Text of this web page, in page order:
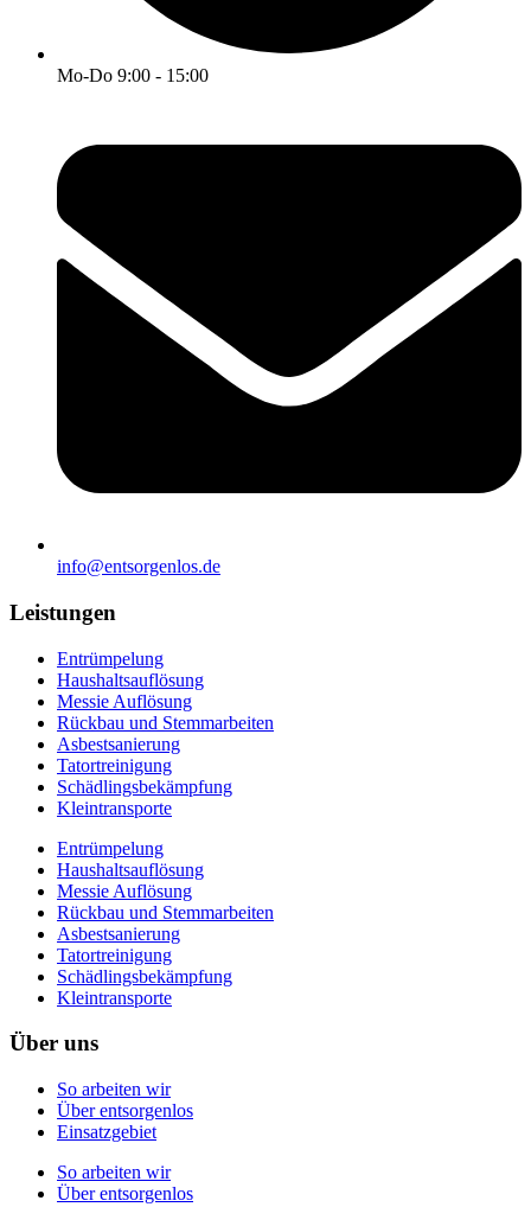
Mo-Do 9:00 - 15:00
info@entsorgenlos.de
Leistungen
Entrümpelung
Haushaltsauflösung
Messie Auflösung
Rückbau und Stemmarbeiten
Asbestsanierung
Tatortreinigung
Schädlingsbekämpfung
Kleintransporte
Entrümpelung
Haushaltsauflösung
Messie Auflösung
Rückbau und Stemmarbeiten
Asbestsanierung
Tatortreinigung
Schädlingsbekämpfung
Kleintransporte
Über uns
So arbeiten wir
Über entsorgenlos
Einsatzgebiet
So arbeiten wir
Über entsorgenlos